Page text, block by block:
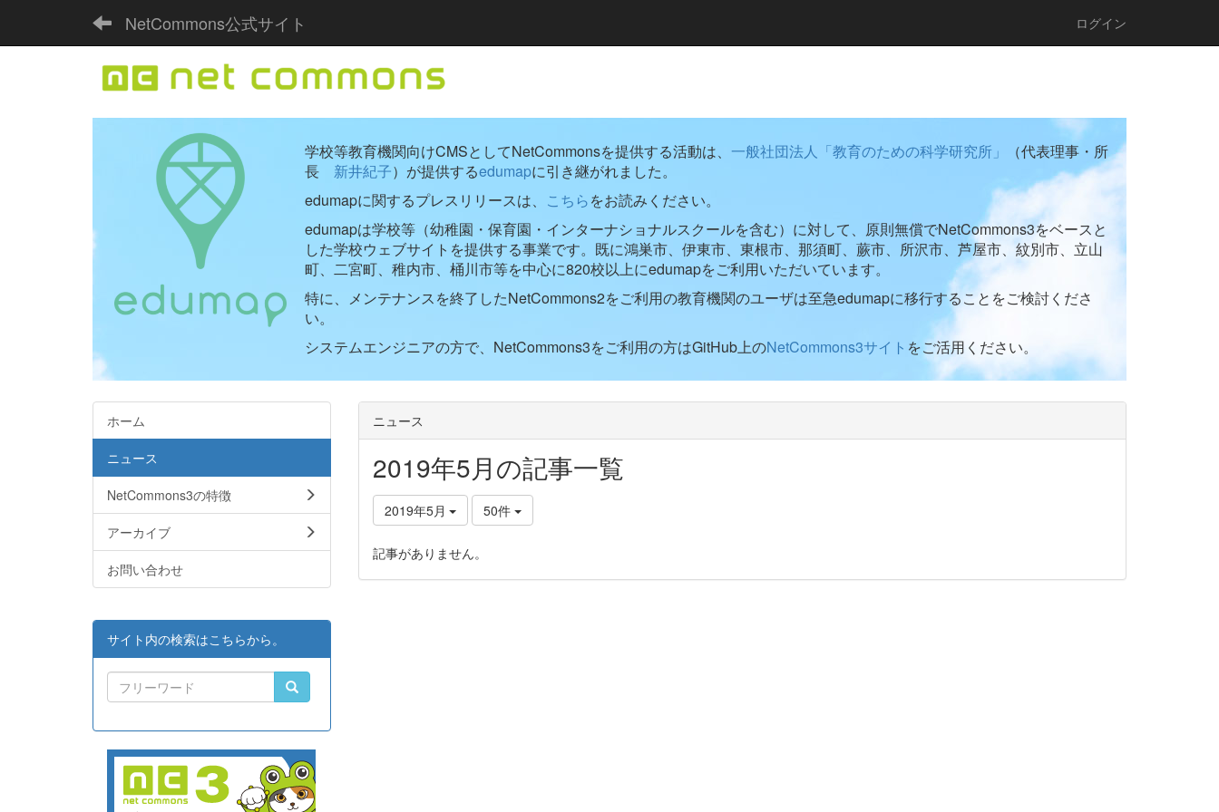
NetCommons公式サイト ログイン
学校等教育機関向けCMSとしてNetCommonsを提供する活動は、 一般社団法人「教育のための科学研究所」
（代表理事・所
長 新井紀子）が提供するedumapに引き継がれました。
edumapに関するプレスリリースは、 こちらをお読みください。
edumapは学校等（幼稚園・保育園・インターナショナルスクールを含む）に対して、原則無償でNetCommons3をベースと
した学校ウェブサイトを提供する事業です。既に鴻巣市、伊東市、東根市、那須町、蕨市、所沢市、芦屋市、紋別市、立山
町、二宮町、稚内市、桶川市等を中心に820校以上にedumapをご利用いただいています。
特に、メンテナンスを終了したNetCommons2をご利用の教育機関のユーザは至急edumapに移行することをご検討くださ
い。
システムエンジニアの方で、NetCommons3をご利用の方はGitHub上のNetCommons3サイト をご活用ください。
ニュース
2019年5月の記事一覧
2019年5月 50件
記事がありません。
ホーム
ニュース
NetCommons3の特徴
アーカイブ
お問い合わせ
サイト内の検索はこちらから。